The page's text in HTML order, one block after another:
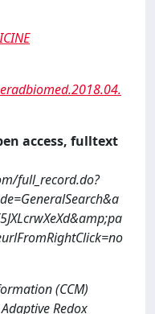
access, fulltext
full_record.do?
(CCM)
Redox